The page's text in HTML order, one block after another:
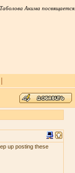
Акима посвящается.
|
up posting these